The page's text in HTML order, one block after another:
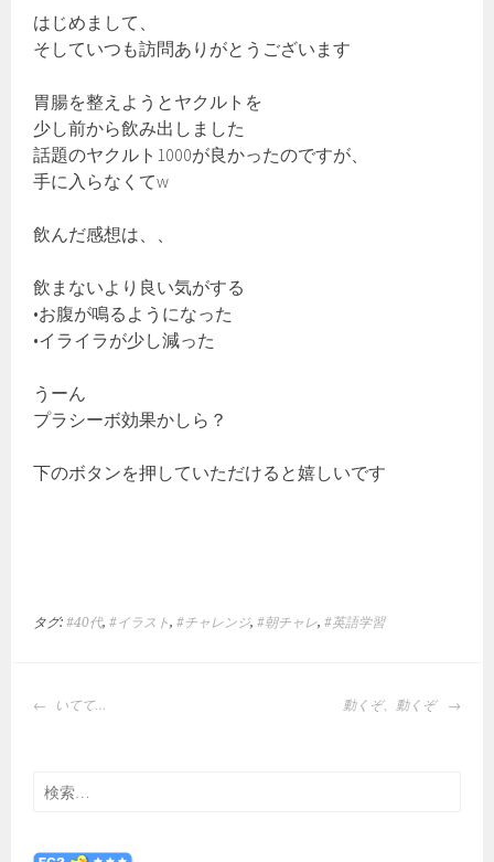
はじめまして、
そしていつも訪問ありがとうございます
胃腸を整えようとヤクルトを
少し前から飲み出しました
話題のヤクルト1000が良かったのですが、
手に入らなくてw
飲んだ感想は、、
飲まないより良い気がする
•お腹が鳴るようになった
•イライラが少し減った
うーん
プラシーボ効果かしら？
下のボタンを押していただけると嬉しいです
タグ:#40代,#イラスト,#チャレンジ,#朝チャレ,#英語学習
投
ビ
ゲ
いてて… 動くぞ、動くぞ
検